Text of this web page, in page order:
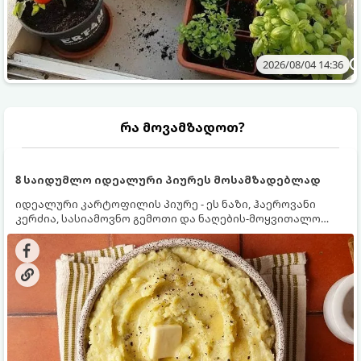
2026/08/04 14:36
რა მოვამზადოთ?
8 საიდუმლო იდეალური პიურეს მოსამზადებლად
იდეალური კარტოფილის პიურე - ეს ნაზი, ჰაეროვანი
კერძია, სასიამოვნო გემოთი და ნაღების-მოყვითალო
ფერით. მისი მომზადება ძალიან მარტივია, მაგრამ
არსებობს რამდენიმე საიდუმლო, რომლებიც უნდა
იცოდეთ, რომ პიურე იდეალურად გემრიელი გამოვიდეს.